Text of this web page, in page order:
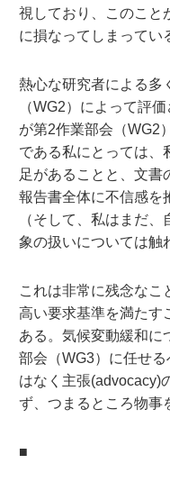
視しており、このこと
に損なってしまってい
熱心な研究者による多
（WG2）によって評
が第2作業部会（WG2
である私にとっては、
足があることと、文書
報告書全体に不信感を
（そして、私はまだ
象の扱いについては触
これは非常に残念なこ
高い要求基準を満たす
ある。気候変動緩和に
部会（WG3）に任せ
はなく主張(advocacy)
ず、つまるところ物事
■